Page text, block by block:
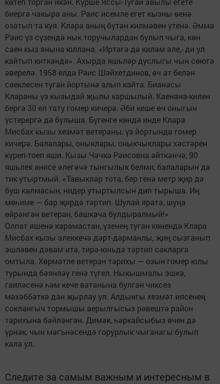
биергә чакыра аны. Рәис исемле егет кызны өенә
озатып та куя. Клара аның бүтән килмәвен үтенә. Әмма
Рәис үз сүзендә нык торучылардан булып чыга, көн
саен кыз янына юллана. «Иртәгә дә киләм әле,- ди ул
кайтып киткәндә». Ахырда яшьләр дуслыгы чын сөюгә
әверелә. 1958 елда Рәис Шәйхетдинов, өч ат белән
сөеклесен туган йортына алып кайта. Бианасы
Клараны үз кызыдай җылы каршылый. Каенана-килен
бергә 30 ел тату гомер кичерә. Әби кеше өч оныгын
үстерергә дә булыша. Бүгенге көндә инде Клара
Мисбах кызы хезмәт ветераны, үз йортында гомер
кичерә. Балалары, оныклары, оныкчыклары хәстәрен
күреп-тоеп яши. Кызы Чәчкә Рәисовна әйткәнчә, 90
яшьлек әнисе әлегәчә тынгылык белми, балаларын да
тик утыртмый. «Тавыклар тота, бер генә метр җир дә
буш калмасын, нидер утыртылсын дип тырыша. Иң
мөһиме — бар җирдә тәртип. Шулай ярата, шуңа
өйрәнгән ветеран, башкача булдыралмый!»
Олпат яшенә карамастан, үзенең туган көнендә Клара
Мисбах кызы элеккечә дәрт-дәрманлы, җиң сызганып
эшләвен дәвам итә, тирә-юньдә тәртип сакларга
омтыла. Хөрмәтле ветеран тарихы — озын гомер юлы
турында бәянләү генә түгел. Ныкышмалы эшкә,
гаиләсенә һәм кече ватанына булган чиксез
мәхәббәткә дан җырлау ул. Алдынгы хезмәт иясенең
соклангыч тормышы аерылгысыз рәвештә район
тарихына бәйләнгән. Димәк, һәркайсыбыз өчен дә
үрнәк, чын мәгънәсендә горурлык чыганагы булып
кала ул.
Следите за самым важным и интересным в